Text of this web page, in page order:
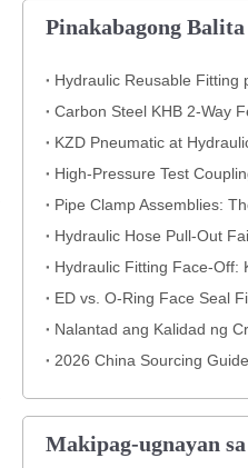
Pinakabagong Balita
Makipag-ugnayan